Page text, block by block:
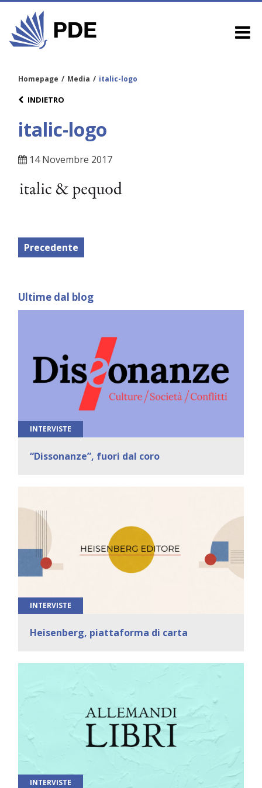
Homepage / Media / italic-logo
INDIETRO
italic-logo
14 Novembre 2017
Precedente
Ultime dal blog
INTERVISTE
“Dissonanze”, fuori dal coro
INTERVISTE
Heisenberg, piattaforma di carta
INTERVISTE